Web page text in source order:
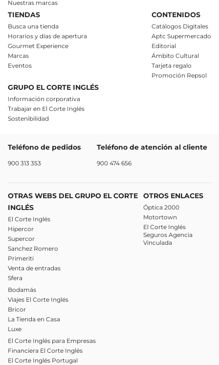
Nuestras marcas
TIENDAS
Busca una tienda
Horarios y días de apertura
Gourmet Experience
Marcas
Eventos
CONTENIDOS
Catálogos Digitales
Aptc Supermercado
Editorial
Ámbito Cultural
Tarjeta regalo
Promoción Repsol
GRUPO EL CORTE INGLÉS
Información corporativa
Trabajar en El Corte Inglés
Sostenibilidad
Teléfono de pedidos
900 313 353
Teléfono de atención al cliente
900 474 656
OTRAS WEBS DEL GRUPO EL CORTE
INGLÉS
El Corte Inglés
Hipercor
Supercor
Sanchez Romero
Primeriti
Venta de entradas
Sfera
Bodamás
Viajes El Corte Inglés
Bricor
La Tienda en Casa
Luxe
El Corte Inglés para Empresas
Financiera El Corte Inglés
El Corte Inglés Portugal
OTROS ENLACES
Óptica 2000
Motortown
El Corte Inglés
Seguros Agencia
Vinculada